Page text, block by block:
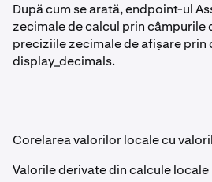
După cum se arată, endpoint-ul
zecimale de calcul prin câmpurile
preciziile zecimale de afișare prin
display_decimals.
Corelarea valorilor locale cu
Valorile derivate din calcule